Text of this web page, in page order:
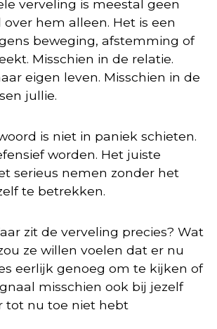
verveling is meestal geen
over hem alleen. Het is een
beweging, afstemming of
Misschien in de relatie.
eigen leven. Misschien in de
jullie.
is niet in paniek schieten.
worden. Het juiste
serieus nemen zonder het
te betrekken.
zit de verveling precies? Wat
ze willen voelen dat er nu
eerlijk genoeg om te kijken of
misschien ook bij jezelf
tot nu toe niet hebt